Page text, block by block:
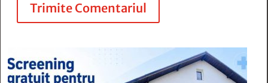
Trimite Comentariul